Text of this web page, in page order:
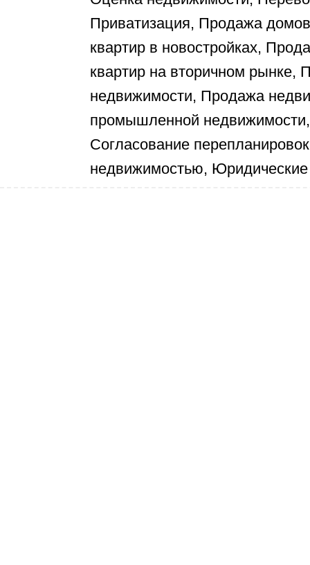
Приватизация, Продажа
квартир в новостройках,
квартир на вторичном рынке,
недвижимости, Продажа
промышленной
Согласование
недвижимостью, Юридические